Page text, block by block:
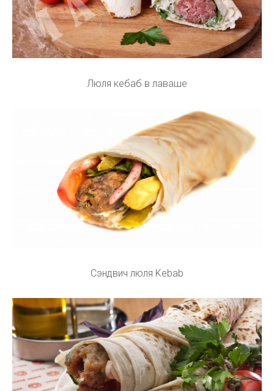
Люля кебаб в лаваше
Сэндвич люля Kebab